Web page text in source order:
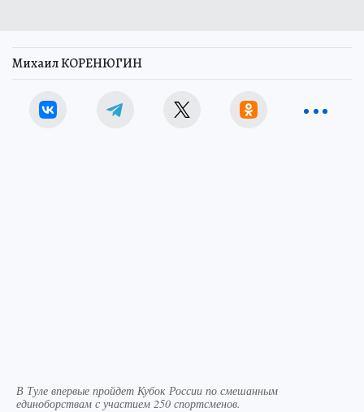
Михаил КОРЕНЮГИН
В Туле впервые пройдет Кубок России по смешанным
единоборствам с участием 250 спортсменов.